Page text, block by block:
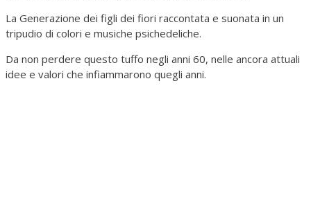
La Generazione dei figli dei fiori raccontata e suonata in un
tripudio di colori e musiche psichedeliche.
Da non perdere questo tuffo negli anni 60, nelle ancora attuali
idee e valori che infiammarono quegli anni.